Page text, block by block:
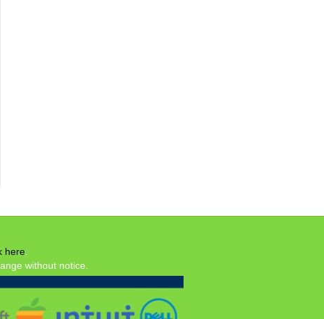
here
without notice.